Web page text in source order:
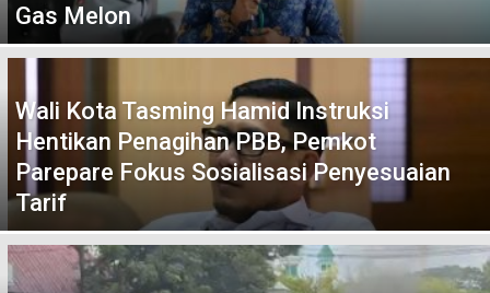
Gas Melon
Wali Kota Tasming Hamid Instruksi
Hentikan Penagihan PBB, Pemkot
Parepare Fokus Sosialisasi Penyesuaian
Tarif